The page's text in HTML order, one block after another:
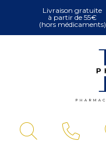
Livraison gratuite
à partir de 55€
(hors médicaments)